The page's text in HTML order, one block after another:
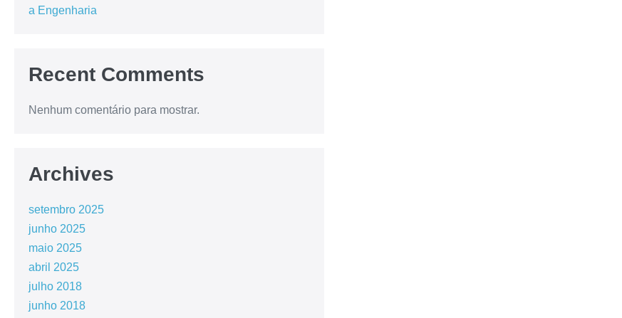
a Engenharia
Recent Comments
Nenhum comentário para mostrar.
Archives
setembro 2025
junho 2025
maio 2025
abril 2025
julho 2018
junho 2018